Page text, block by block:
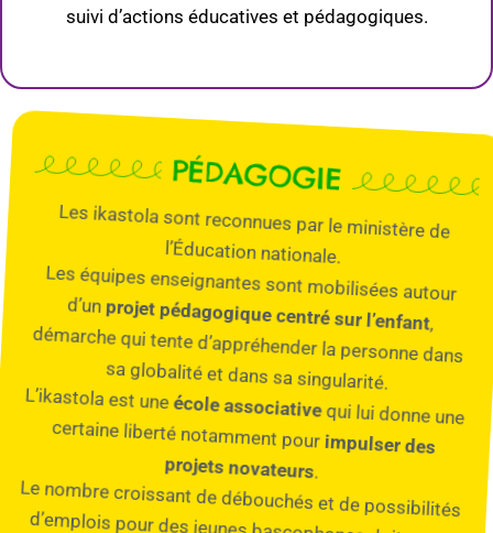
suivi d’actions éducatives et pédagogiques.
PÉDAGOGIE
Les ikastola sont reconnues par le ministère de
l’Éducation nationale.
Les équipes enseignantes sont mobilisées autour
d’unprojet pédagogique centré sur l’enfant,
démarche qui tente d’appréhender la personne dans
sa globalité et dans sa singularité.
L’ikastola est uneécole associativequi lui donne une
certaine liberté notamment pourimpulser des
projets novateurs.
Le nombre croissant de débouchés et de possibilités
d’emplois pour des jeunes bascophones doit nous